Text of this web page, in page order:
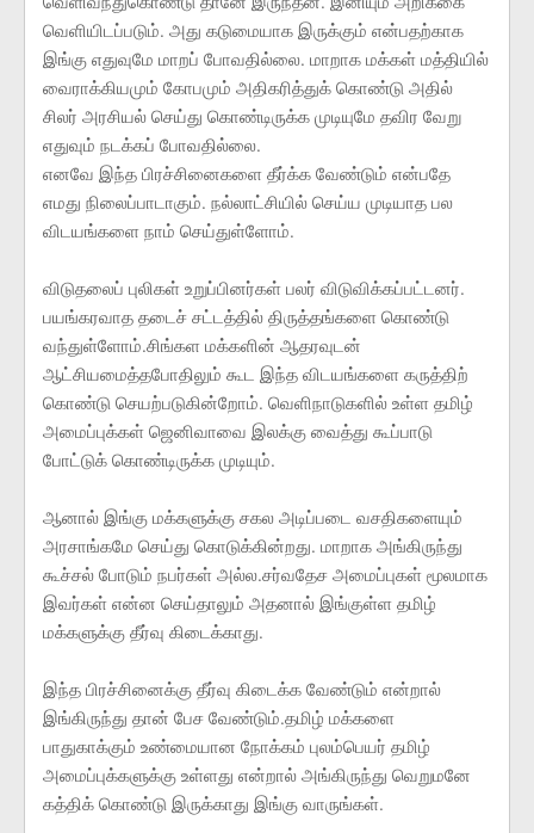
வெளியிடப்படும். அது கடுமையாக இருக்கும் என்பதற்காக
இங்கு எதுவுமே மாறப் போவதில்லை. மாறாக மக்கள் மத்தியில்
வைராக்கியமும் கோபமும் அதிகரித்துக் கொண்டு அதில்
சிலர் அரசியல் செய்து கொண்டிருக்க முடியுமே தவிர வேறு
எதுவும் நடக்கப் போவதில்லை.
எனவே இந்த பிரச்சினைகளை தீர்க்க வேண்டும் என்பதே
எமது நிலைப்பாடாகும். நல்லாட்சியில் செய்ய முடியாத பல
விடயங்களை நாம் செய்துள்ளோம்.
விடுதலைப் புலிகள் உறுப்பினர்கள் பலர் விடுவிக்கப்பட்டனர்.
பயங்கரவாத தடைச் சட்டத்தில் திருத்தங்களை கொண்டு
வந்துள்ளோம்.சிங்கள மக்களின் ஆதரவுடன்
ஆட்சியமைத்தபோதிலும் கூட இந்த விடயங்களை கருத்திற்
கொண்டு செயற்படுகின்றோம். வெளிநாடுகளில் உள்ள தமிழ்
அமைப்புக்கள் ஜெனிவாவை இலக்கு வைத்து கூப்பாடு
போட்டுக் கொண்டிருக்க முடியும்.
ஆனால் இங்கு மக்களுக்கு சகல அடிப்படை வசதிகளையும்
அரசாங்கமே செய்து கொடுக்கின்றது. மாறாக அங்கிருந்து
கூச்சல் போடும் நபர்கள் அல்ல.சர்வதேச அமைப்புகள் மூலமாக
இவர்கள் என்ன செய்தாலும் அதனால் இங்குள்ள தமிழ்
மக்களுக்கு தீர்வு கிடைக்காது.
இந்த பிரச்சினைக்கு தீர்வு கிடைக்க வேண்டும் என்றால்
இங்கிருந்து தான் பேச வேண்டும்.தமிழ் மக்களை
பாதுகாக்கும் உண்மையான நோக்கம் புலம்பெயர் தமிழ்
அமைப்புக்களுக்கு உள்ளது என்றால் அங்கிருந்து வெறுமனே
கத்திக் கொண்டு இருக்காது இங்கு வாருங்கள்.